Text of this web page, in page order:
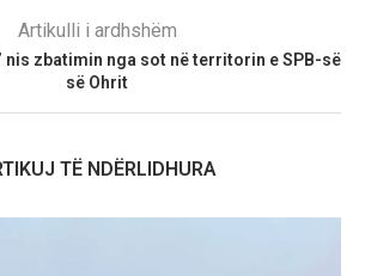
Artikulli i ardhshëm
nis zbatimin nga sot në territorin e SPB-së
së Ohrit
TË NDËRLIDHURA